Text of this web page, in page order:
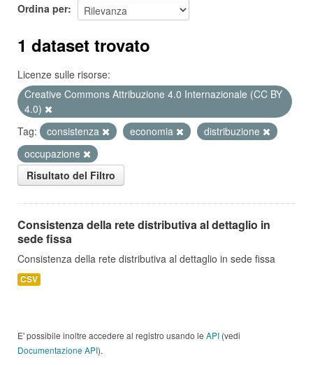
Ordina per
1 dataset trovato
Licenze sulle risorse:
Creative Commons Attribuzione 4.0 Internazionale (CC BY
4.0)
Tag:
consistenza economia
distribuzione
occupazione
Risultato del Filtro
Consistenza della rete distributiva al dettaglio in
sede fissa
Consistenza della rete distributiva al dettaglio in sede fissa
CSV
E' possibile inoltre accedere al registro usando le API (vedi
Documentazione API).